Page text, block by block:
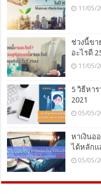
11/05/
ช่วงนี้ขา
อะไรดี
11/05/
5 วิธีหา
2021
05/05/
หาเงินอ
ได้หลัก
05/05/